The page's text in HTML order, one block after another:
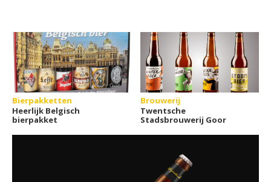
Bierpakketten
Heerlijk Belgisch
bierpakket
Brouwerij
Twentsche
Stadsbrouwerij Goor